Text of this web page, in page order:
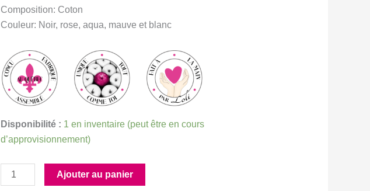
Composition: Coton
Couleur: Noir, rose, aqua, mauve et blanc
Disponibilité : 1 en inventaire (peut être en cours
d’approvisionnement)
quantité
de
Ajouter au panier